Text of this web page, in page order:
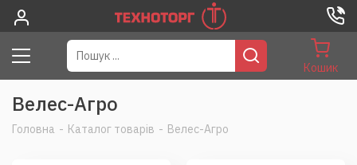
Кошик
Велес-Агро
Головна - Каталог товарів - Велес-Агро